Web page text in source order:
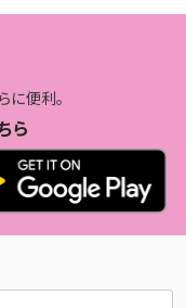
に便利。
ら